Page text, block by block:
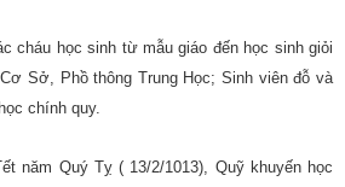
cháu học sinh từ mẫu giáo đến học sinh giỏi
Sở, Phồ thông Trung Học; Sinh viên đỗ và
chính quy.
năm Quý Tỵ ( 13/2/1013), Quỹ khuyến học